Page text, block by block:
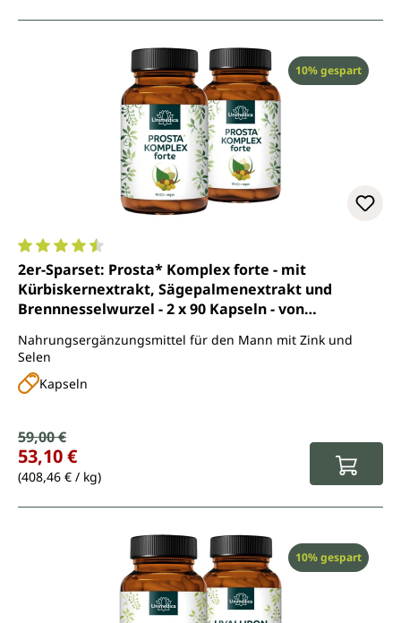
Rabatt
10% gespart
Durchschnittliche Bewertung von 4.6 von 5 Sternen
2er-Sparset: Prosta* Komplex forte - mit
Kürbiskernextrakt, Sägepalmenextrakt und
Brennnesselwurzel - 2 x 90 Kapseln - von
Nahrungsergänzungsmittel für den Mann mit Zink und
Selen
Kapseln
Verkaufspreis:
Regulärer Preis:
59,00 €
53,10 €
(408,46 € / kg)
Rabatt
10% gespart